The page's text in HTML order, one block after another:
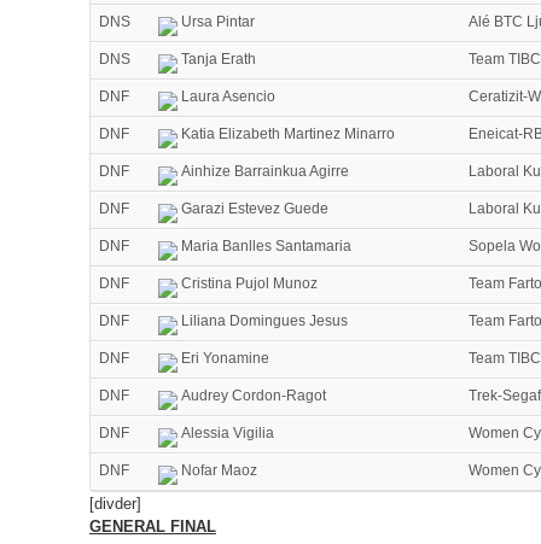
DNS Ursa Pintar Alé BTC
DNS Tanja Erath Team
DNF Laura Asencio Ceratizit-
DNF Katia Elizabeth Martinez Minarro Eneicat-
DNF Ainhize Barrainkua Agirre Laboral
DNF Garazi Estevez Guede Laboral
DNF Maria Banlles Santamaria Sopela
DNF Cristina Pujol Munoz Team
DNF Liliana Domingues Jesus Team
DNF Eri Yonamine Team
DNF Audrey Cordon-Ragot Trek-
DNF Alessia Vigilia Women
DNF Nofar Maoz Women
[divder]
GENERAL FINAL